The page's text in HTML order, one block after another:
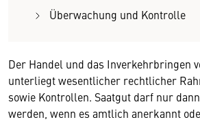
Überwachung und Kontrolle
Der Handel und das Inverkehrbringen
unterliegt wesentlicher rechtlicher
sowie Kontrollen. Saatgut darf nur
werden, wenn es amtlich anerkannt